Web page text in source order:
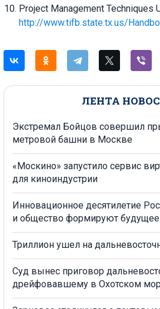
ЛЕНТА
Экстремал Бойцов совершил
метровой башни в Москве
«Москино» запустило сервис
для киноиндустрии
Инновационное десятилетие
и общество формируют будущее
Триллион ушел на
Суд вынес приговор
дрейфовавшему в Охотском
Project Management Techniques
http://www.tifb.state.tx.us/